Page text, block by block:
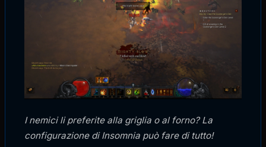
I nemici li preferite alla griglia o al forno? La
configurazione di Insomnia può fare di tutto!